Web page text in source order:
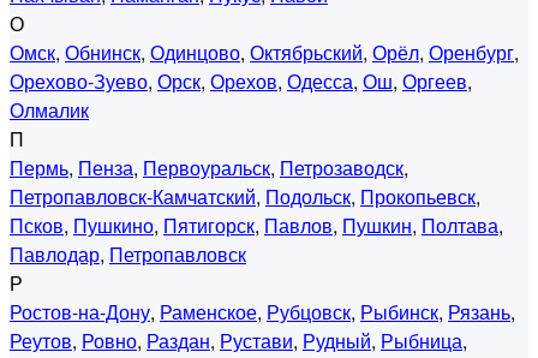
О
Омск, Обнинск, Одинцово, Октябрьский, Орёл, Оренбург,
Орехово-Зуево, Орск, Орехов, Одесса, Ош, Оргеев,
Олмалик
П
Пермь, Пенза, Первоуральск, Петрозаводск,
Петропавловск-Камчатский, Подольск, Прокопьевск,
Псков, Пушкино, Пятигорск, Павлов, Пушкин, Полтава,
Павлодар, Петропавловск
Р
Ростов-на-Дону, Раменское, Рубцовск, Рыбинск, Рязань,
Реутов, Ровно, Раздан, Рустави, Рудный, Рыбница,